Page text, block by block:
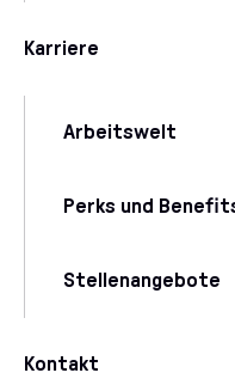
Karriere
Arbeitswelt
Perks und
Stellenangebote
Kontakt